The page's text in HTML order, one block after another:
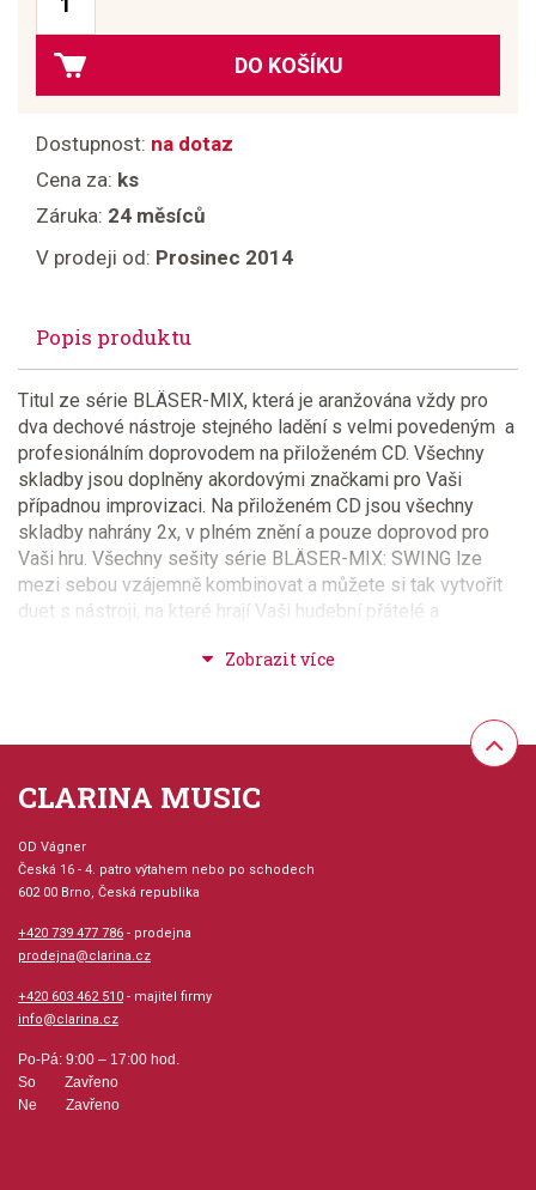
DO KOŠÍKU
Dostupnost: na dotaz
Cena za: ks
Záruka: 24 měsíců
V prodeji od: Prosinec 2014
Popis produktu
Titul ze série BLÄSER-MIX, která je aranžována vždy pro
dva dechové nástroje stejného ladění s velmi povedeným a
profesionálním doprovodem na přiloženém CD. Všechny
skladby jsou doplněny akordovými značkami pro Vaši
případnou improvizaci. Na přiloženém CD jsou všechny
skladby nahrány 2x, v plném znění a pouze doprovod pro
Vaši hru. Všechny sešity série BLÄSER-MIX: SWING lze
mezi sebou vzájemně kombinovat a můžete si tak vytvořit
duet s nástroji, na které hrají Vaši hudební přátelé a
evergreeny + oblíbené melodie
Počet skladeb: 8
Počet stran: 32
hudební úprava: melodie / akordy
CLARINA MUSIC
OD Vágner
Česká 16 - 4. patro výtahem nebo po schodech
602 00 Brno, Česká republika
+420 739 477 786 - prodejna
prodejna@clarina.cz
+420 603 462 510 - majitel firmy
info@clarina.cz
Po-Pá: 9:00 – 17:00 hod.
So Zavřeno
Ne Zavřeno